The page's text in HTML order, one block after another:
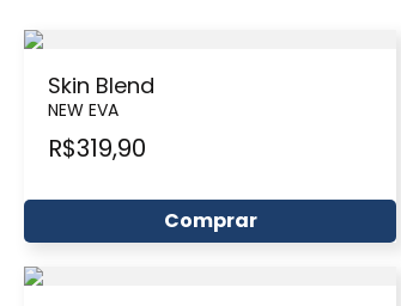
Skin Blend
NEW EVA
R$319,90
Comprar